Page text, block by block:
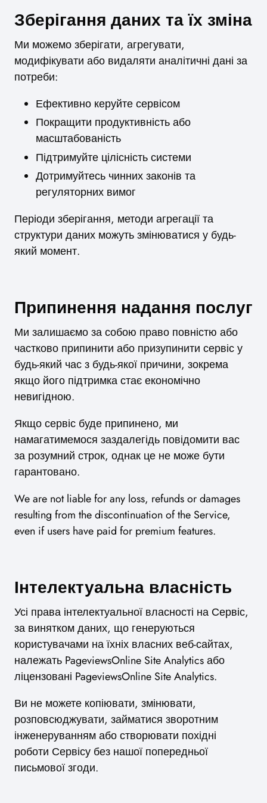
Зберігання даних та їх зміна
Ми можемо зберігати, агрегувати,
модифікувати або видаляти аналітичні дані за
потреби:
Ефективно керуйте сервісом
Покращити продуктивність або
масштабованість
Підтримуйте цілісність системи
Дотримуйтесь чинних законів та
регуляторних вимог
Періоди зберігання, методи агрегації та
структури даних можуть змінюватися у будь-
який момент.
Припинення надання послуг
Ми залишаємо за собою право повністю або
частково припинити або призупинити сервіс у
будь-який час з будь-якої причини, зокрема
якщо його підтримка стає економічно
невигідною.
Якщо сервіс буде припинено, ми
намагатимемося заздалегідь повідомити вас
за розумний строк, однак це не може бути
гарантовано.
We are not liable for any loss, refunds or damages
resulting from the discontinuation of the Service,
even if users have paid for premium features.
Інтелектуальна власність
Усі права інтелектуальної власності на Сервіс,
за винятком даних, що генеруються
користувачами на їхніх власних веб-сайтах,
належать PageviewsOnline Site Analytics або
ліцензовані PageviewsOnline Site Analytics.
Ви не можете копіювати, змінювати,
розповсюджувати, займатися зворотним
інженеруванням або створювати похідні
роботи Сервісу без нашої попередньої
письмової згоди.